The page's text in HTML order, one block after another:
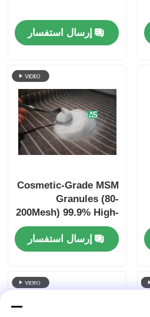
إرسال استفسار
Cosmetic-Grade MSM
Granules (80-
200Mesh) 99.9% High-
Purity Organic Sulfur
Odorless White
Crystal Powder
إرسال استفسار